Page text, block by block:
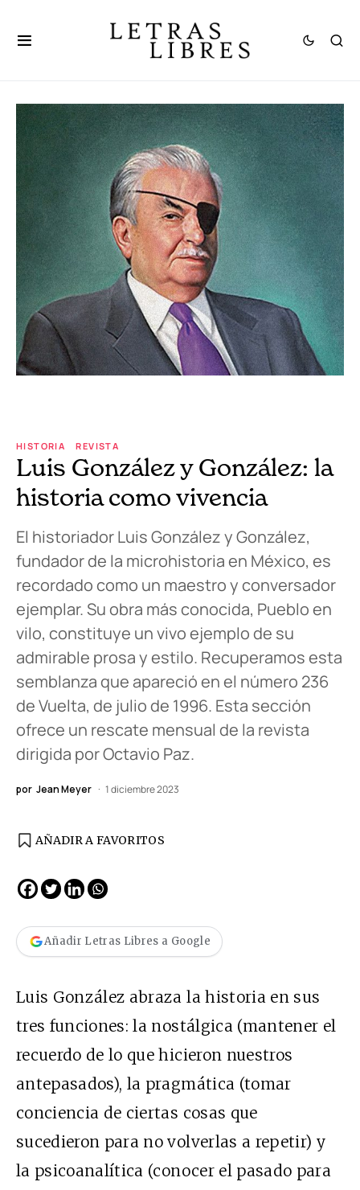
HISTORIA REVISTA
Luis González y González: la
historia como vivencia
El historiador Luis González y González,
fundador de la microhistoria en México, es
recordado como un maestro y conversador
ejemplar. Su obra más conocida, Pueblo en
vilo, constituye un vivo ejemplo de su
admirable prosa y estilo. Recuperamos esta
semblanza que apareció en el número 236
de Vuelta, de julio de 1996. Esta sección
ofrece un rescate mensual de la revista
dirigida por Octavio Paz.
por Jean Meyer 1 diciembre 2023
AÑADIR A FAVORITOS
Añadir Letras Libres a Google
Luis González abraza la historia en sus
tres funciones: la nostálgica (mantener el
recuerdo de lo que hicieron nuestros
antepasados), la pragmática (tomar
conciencia de ciertas cosas que
sucedieron para no volverlas a repetir) y
la psicoanalítica (conocer el pasado para